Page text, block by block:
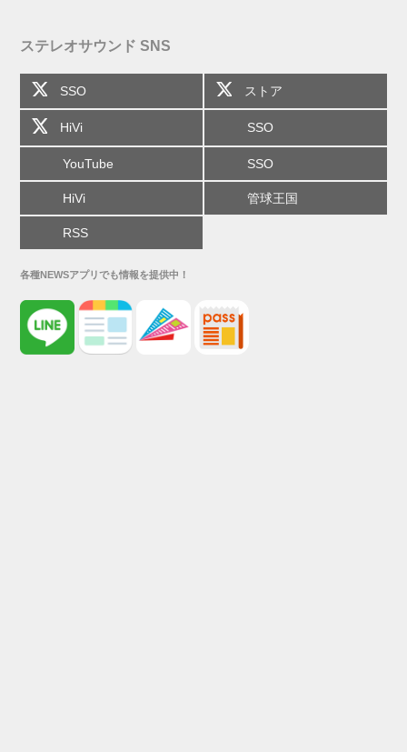
ステレオサウンド SNS
SSO ストア
HiVi SSO
YouTube SSO
HiVi 管球王国
RSS
各種NEWSアプリでも情報を提供中！